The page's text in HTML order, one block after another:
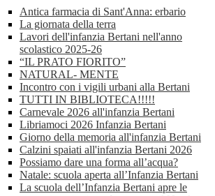
Antica farmacia di Sant'Anna: erbario
La giornata della terra
Lavori dell'infanzia Bertani nell'anno
scolastico 2025-26
“IL PRATO FIORITO”
NATURAL- MENTE
Incontro con i vigili urbani alla Bertani
TUTTI IN BIBLIOTECA!!!!!
Carnevale 2026 all'infanzia Bertani
Libriamoci 2026 Infanzia Bertani
Giorno della memoria all'infanzia Bertani
Calzini spaiati all'infanzia Bertani 2026
Possiamo dare una forma all’acqua?
Natale: scuola aperta all’Infanzia Bertani
La scuola dell’Infanzia Bertani apre le